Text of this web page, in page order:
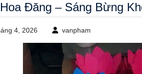
Đăng – Sáng Bừng
4, 2026 vanpham